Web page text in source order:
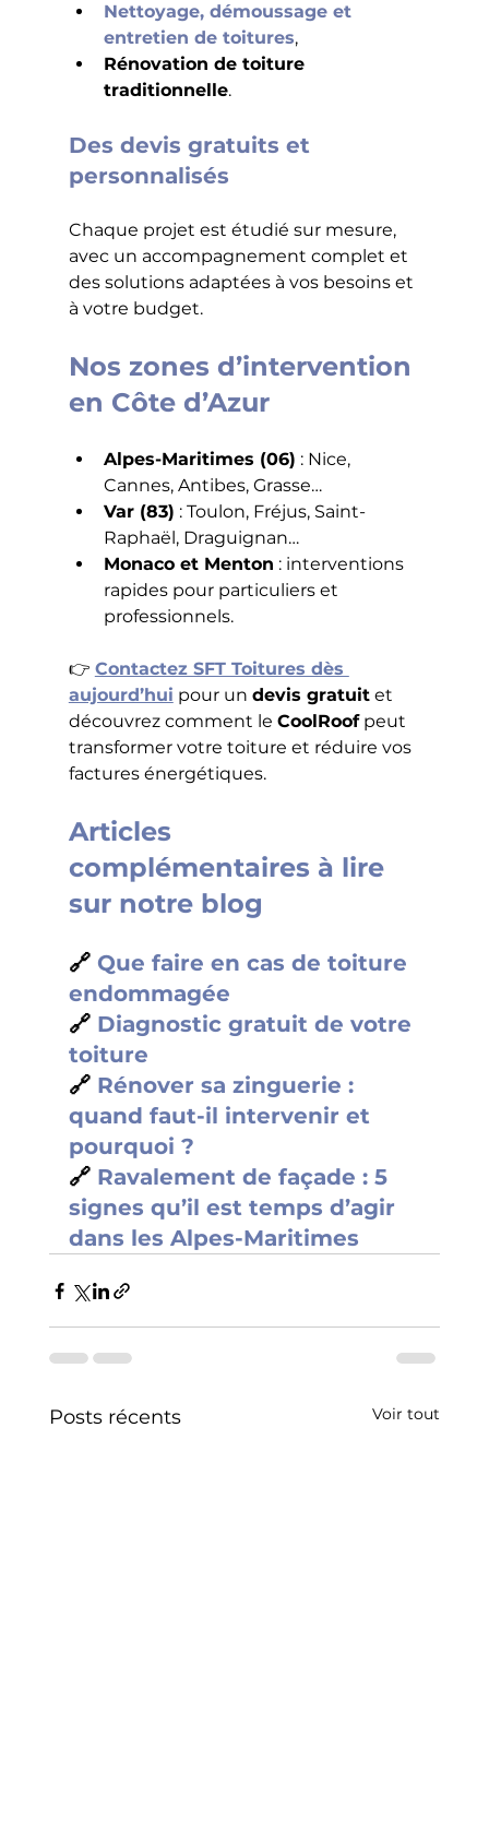
Nettoyage, démoussage et
entretien de toitures,
Rénovation de toiture
traditionnelle.
Des devis gratuits et
personnalisés
Chaque projet est étudié sur mesure,
avec un accompagnement complet et
des solutions adaptées à vos besoins et
à votre budget.
Nos zones d’intervention
en Côte d’Azur
Alpes-Maritimes (06) : Nice,
Cannes, Antibes, Grasse…
Var (83) : Toulon, Fréjus, Saint-
Raphaël, Draguignan…
Monaco et Menton : interventions
rapides pour particuliers et
professionnels.
👉 Contactez SFT Toitures dès
aujourd’hui pour un devis gratuit et
découvrez comment le CoolRoof peut
transformer votre toiture et réduire vos
factures énergétiques.
Articles
complémentaires à lire
sur notre blog
🔗 Que faire en cas de toiture
endommagée
🔗 Diagnostic gratuit de votre
toiture
🔗 Rénover sa zinguerie :
quand faut-il intervenir et
pourquoi ?
🔗 Ravalement de façade : 5
signes qu’il est temps d’agir
dans les Alpes-Maritimes
Posts récents Voir tout